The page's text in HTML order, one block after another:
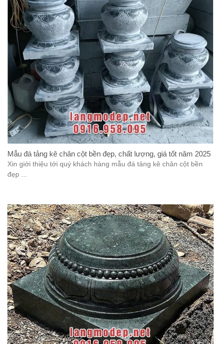
Mẫu đá tảng kê chân cột bền đẹp, chất lượng, giá tốt năm 2025
Xin giới thiệu tới quý khách hàng mẫu đá tảng kê chân cột bền
đẹp ...